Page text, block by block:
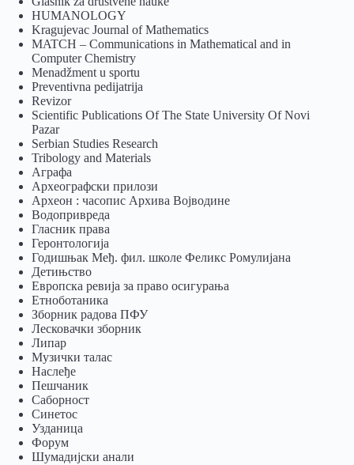
HUMANOLOGY
Kragujevac Journal of Mathematics
MATCH – Communications in Mathematical and in
Computer Chemistry
Menadžment u sportu
Preventivna pedijatrija
Revizor
Scientific Publications Of The State University Of Novi
Pazar
Serbian Studies Research
Tribology and Materials
Аграфа
Археографски прилози
Археон : часопис Архива Војводине
Водопривреда
Гласник права
Геронтологија
Годишњак Међ. фил. школе Феликс Ромулијана
Детињство
Европска ревија за право осигурања
Eтноботаника
Зборник радова ПФУ
Лесковачки зборник
Липар
Музички талас
Наслеђе
Пешчаник
Саборност
Синетос
Узданица
Форум
Шумадијски анали